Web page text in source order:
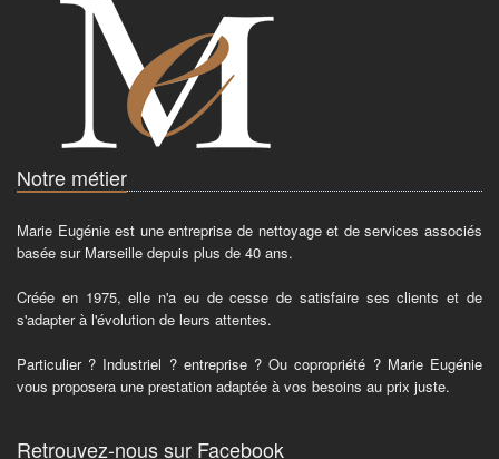
Notre métier
Marie Eugénie est une entreprise de nettoyage et de services associés
basée sur Marseille depuis plus de 40 ans.
Créée en 1975, elle n'a eu de cesse de satisfaire ses clients et de
s'adapter à l'évolution de leurs attentes.
Particulier ? Industriel ? entreprise ? Ou copropriété ? Marie Eugénie
vous proposera une prestation adaptée à vos besoins au prix juste.
Retrouvez-nous sur Facebook